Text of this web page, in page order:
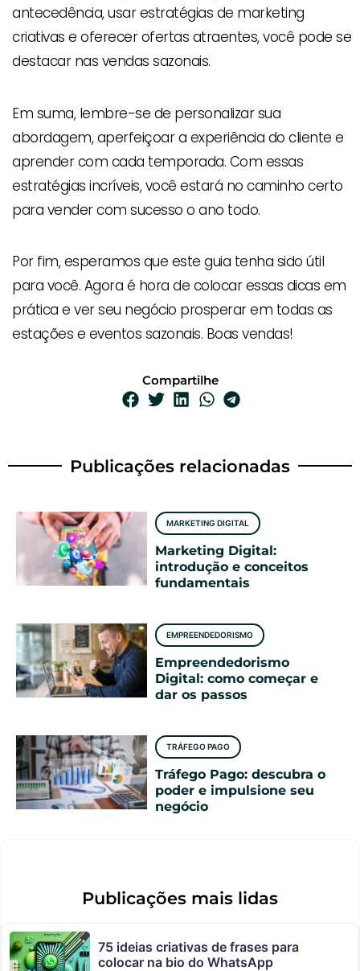
antecedência, usar estratégias de marketing
criativas e oferecer ofertas atraentes, você pode se
destacar nas vendas sazonais.
Em suma, lembre-se de personalizar sua
abordagem, aperfeiçoar a experiência do cliente e
aprender com cada temporada. Com essas
estratégias incríveis, você estará no caminho certo
para vender com sucesso o ano todo.
Por fim, esperamos que este guia tenha sido útil
para você. Agora é hora de colocar essas dicas em
prática e ver seu negócio prosperar em todas as
estações e eventos sazonais. Boas vendas!
Compartilhe
Publicações relacionadas
MARKETING DIGITAL
Marketing Digital:
introdução e conceitos
fundamentais
EMPREENDEDORISMO
Empreendedorismo
Digital: como começar e
dar os passos
TRÁFEGO PAGO
Tráfego Pago: descubra o
poder e impulsione seu
negócio
Publicações mais lidas
75 ideias criativas de frases para
colocar na bio do WhatsApp